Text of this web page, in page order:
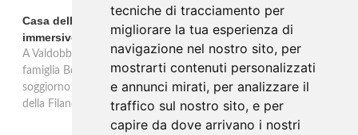
tecniche di tracciamento per
migliorare la tua esperienza di
navigazione nel nostro sito, per
mostrarti contenuti personalizzati
e annunci mirati, per analizzare il
traffico sul nostro sito, e per
capire da dove arrivano i nostri
Casa dell'Artista: a Valdobbiadene apre il soggiorno
immersivo tra arte e vino di Bortolomiol
A Valdobbiadene, nel cuore delle colline Patrimonio Unesco, la
famiglia Bortolomiol apre al pubblico la Casa dell'Artista: un
soggiorno immersivo tra arte, natura e vino all'interno del Parco
della Filandetta Art and Wine Farm.